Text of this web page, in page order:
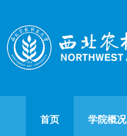
首页 学院概况